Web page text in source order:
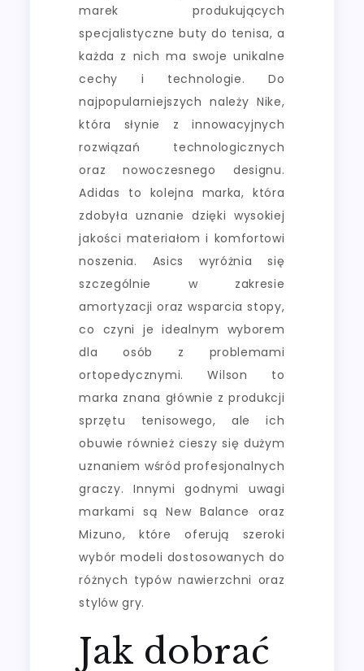
marek produkujących
specjalistyczne buty do tenisa, a
każda z nich ma swoje unikalne
cechy i technologie. Do
najpopularniejszych należy Nike,
która słynie z innowacyjnych
rozwiązań technologicznych
oraz nowoczesnego designu.
Adidas to kolejna marka, która
zdobyła uznanie dzięki wysokiej
jakości materiałom i komfortowi
noszenia. Asics wyróżnia się
szczególnie w zakresie
amortyzacji oraz wsparcia stopy,
co czyni je idealnym wyborem
dla osób z problemami
ortopedycznymi. Wilson to
marka znana głównie z produkcji
sprzętu tenisowego, ale ich
obuwie również cieszy się dużym
uznaniem wśród profesjonalnych
graczy. Innymi godnymi uwagi
markami są New Balance oraz
Mizuno, które oferują szeroki
wybór modeli dostosowanych do
różnych typów nawierzchni oraz
stylów gry.
Jak dobrać